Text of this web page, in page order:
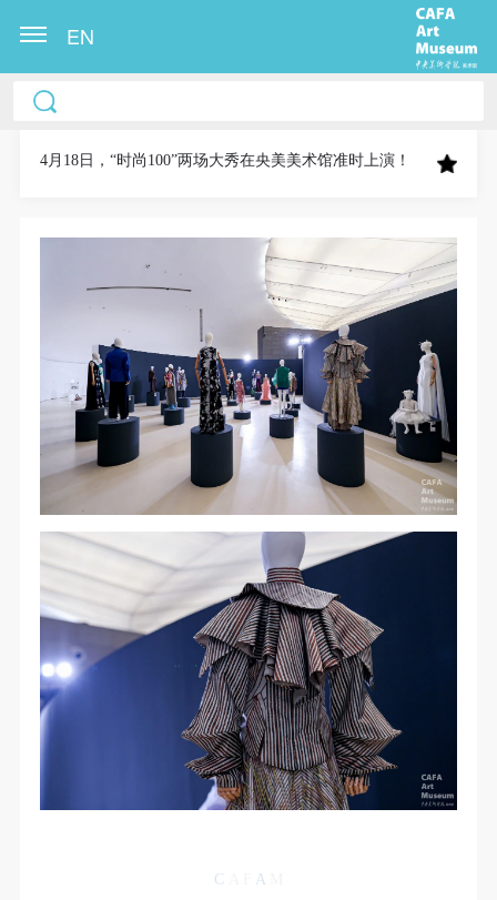
EN
4月18日，“时尚100”两场大秀在央美美术馆准时上演！
C A
中央美术学院美术馆出版授权协议书
称“CAFAM”），愿意将本人参与中央美术学院美术馆
果（如参与工作坊创作的作品）提交中央美术学院用
作发表、出版。中央美术学院可以以电子、网络及其
它数字媒体形式公开出版，并同意编入《中国知识资
源总库》《中央美术学院资料库》《中央美术学院美
术馆资料库》等相关资料、文献、档案机构和平台，
在中央美术学院中使用和在互联网上传播，同意按相
关“章程”规定享受相关权益。
中央美术学院美术馆活动安全免责协议书
本次活动公平公正、自愿参加与退出、风险与责任自
负的原则。但活动有风险，参加者应有必要的风险意
识。
第二条
参加本次活动者必须遵守中华人民共和国的相关法
律、法规，必须遵循道德和社会公德规范，并应该具
备以人为本、团结友爱、互相帮助和助人为乐的良好
品质。
参加本次活动人员应该是成年人（具有完全民事行为
中央美术学院美术馆出版授权协议书
称“CAFAM”），愿意将本人参与中央美术学院美术馆
果（如参与工作坊创作的作品）提交中央美术学院用
作发表、出版。中央美术学院可以以电子、网络及其
它数字媒体形式公开出版，并同意编入《中国知识资
源总库》《中央美术学院资料库》《中央美术学院美
术馆资料库》等相关资料、文献、档案机构和平台，
在中央美术学院中使用和在互联网上传播，同意按相
关“章程”规定享受相关权益。
中央美术学院美术馆活动安全免责协议书
本次活动公平公正、自愿参加与退出、风险与责任自
负的原则。但活动有风险，参加者应有必要的风险意
识。
第二条
参加本次活动者必须遵守中华人民共和国的相关法
律、法规，必须遵循道德和社会公德规范，并应该具
备以人为本、团结友爱、互相帮助和助人为乐的良好
品质。
参加本次活动人员应该是成年人（具有完全民事行为
中央美术学院美术馆出版授权协议书
称“CAFAM”），愿意将本人参与中央美术学院美术馆
果（如参与工作坊创作的作品）提交中央美术学院用
作发表、出版。中央美术学院可以以电子、网络及其
它数字媒体形式公开出版，并同意编入《中国知识资
源总库》《中央美术学院资料库》《中央美术学院美
术馆资料库》等相关资料、文献、档案机构和平台，
在中央美术学院中使用和在互联网上传播，同意按相
关“章程”规定享受相关权益。
中央美术学院美术馆活动安全免责协议书
本次活动公平公正、自愿参加与退出、风险与责任自
负的原则。但活动有风险，参加者应有必要的风险意
识。
第二条
参加本次活动者必须遵守中华人民共和国的相关法
律、法规，必须遵循道德和社会公德规范，并应该具
备以人为本、团结友爱、互相帮助和助人为乐的良好
品质。
参加本次活动人员应该是成年人（具有完全民事行为